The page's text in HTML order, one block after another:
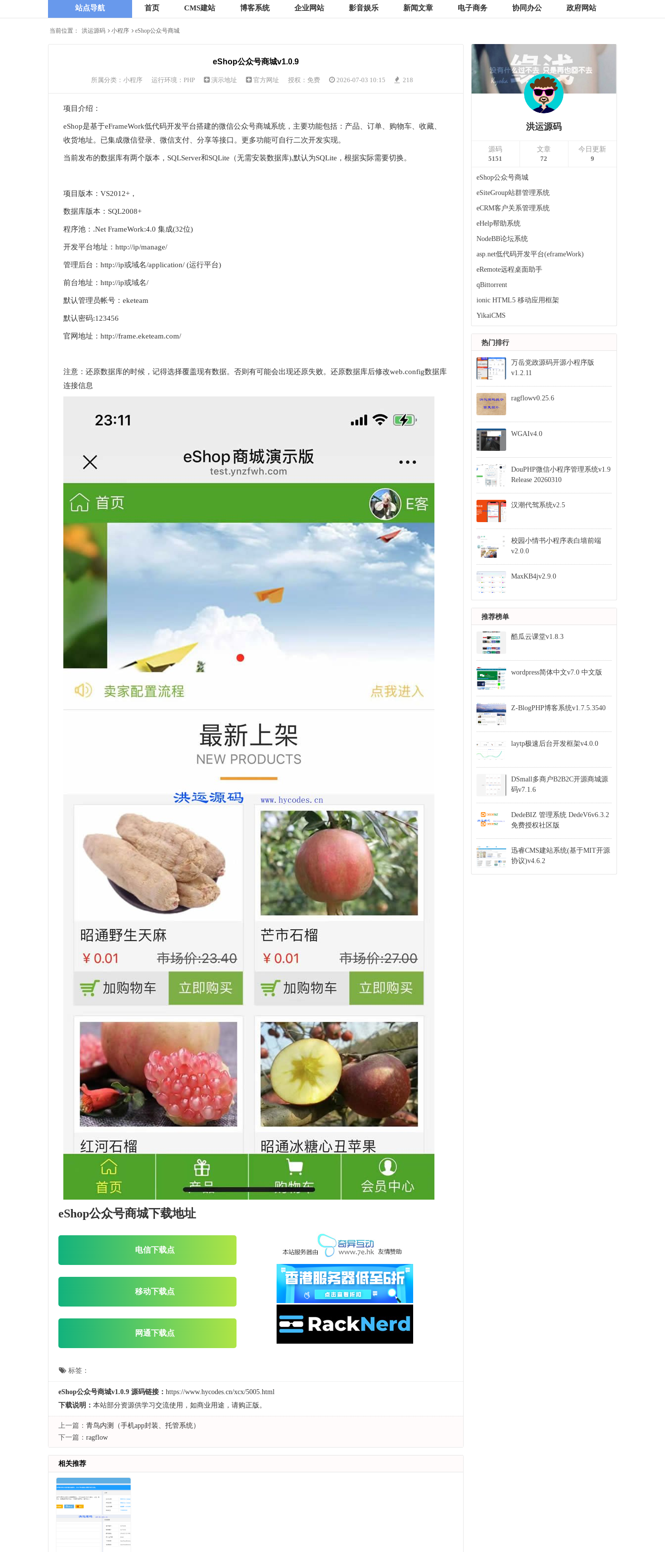
站点导航 首页 CMS建站 博客系统 企业网站 影音娱乐 新闻文章 电子商务 协同办公 政府网站
当前位置： 洪运源码 小程序 eShop公众号商城
eShop公众号商城v1.0.9
所属分类： 小程序 运行环境：PHP 演示地址 官方网址 授权：免费 2026-07-03 10:15 218
项目介绍：
eShop是基于eFrameWork低代码开发平台搭建的微信公众号商城系统，主要功能包括：产品、订单、购物车、收藏、
收货地址。已集成微信登录、微信支付、分享等接口。更多功能可自行二次开发实现。
当前发布的数据库有两个版本，SQLServer和SQLite（无需安装数据库),默认为SQLite，根据实际需要切换。
项目版本：VS2012+，
数据库版本：SQL2008+
程序池：.Net FrameWork:4.0 集成(32位)
开发平台地址：http://ip/manage/
管理后台：http://ip或域名/application/ (运行平台)
前台地址：http://ip或域名/
默认管理员帐号：eketeam
默认密码:123456
官网地址：http://frame.eketeam.com/
注意：还原数据库的时候，记得选择覆盖现有数据。否则有可能会出现还原失败。还原数据库后修改web.config数据库
连接信息
eShop公众号商城下载地址
电信下载点
移动下载点
网通下载点
标签：
eShop公众号商城v1.0.9 源码链接： https://www.hycodes.cn/xcx/5005.html
下载说明： 本站部分资源供学习交流使用，如商业用途，请购正版。
上一篇： 青鸟内测（手机app封装、托管系统）
下一篇： ragflow
相关推荐
洪运源码
源码
5151
文章
72
今日更新
9
eShop公众号商城
eSiteGroup站群管理系统
eCRM客户关系管理系统
eHelp帮助系统
NodeBB论坛系统
asp.net低代码开发平台(eframeWork)
eRemote远程桌面助手
qBittorrent
ionic HTML5 移动应用框架
YikaiCMS
热门排行
万岳党政源码开源小程序版
v1.2.11
ragflowv0.25.6
WGAIv4.0
DouPHP微信小程序管理系统v1.9
Release 20260310
汉潮代驾系统v2.5
校园小情书小程序表白墙前端
v2.0.0
MaxKB4jv2.9.0
推荐榜单
酷瓜云课堂v1.8.3
wordpress简体中文v7.0 中文版
Z-BlogPHP博客系统v1.7.5.3540
laytp极速后台开发框架v4.0.0
DSmall多商户B2B2C开源商城源
码v7.1.6
DedeBIZ 管理系统 DedeV6v6.3.2
免费授权社区版
迅睿CMS建站系统(基于MIT开源
协议)v4.6.2